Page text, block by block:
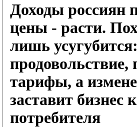
Доходы россиян
цены - расти.
лишь
тарифы, а
заставит бизнес
потребителя